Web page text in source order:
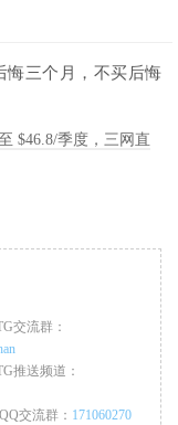
悔三个月，不买后悔
$46.8/季度，三网直
交流群：
推送频道：
交流群： 171060270